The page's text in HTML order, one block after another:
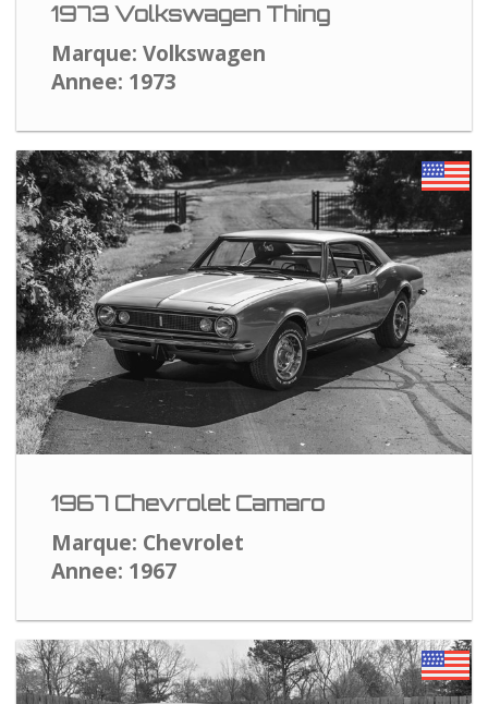
1973 Volkswagen Thing
Marque: Volkswagen
Annee: 1973
1967 Chevrolet Camaro
Marque: Chevrolet
Annee: 1967